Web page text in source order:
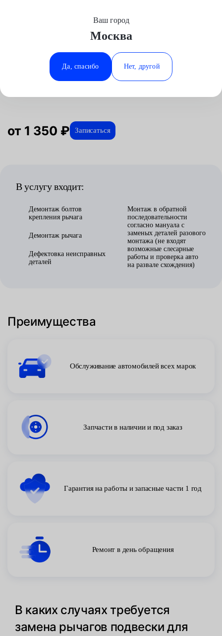
Минеральные Воды
Ростов-на-Дону
Ставрополь
Ваш город
Москва
Да, спасибо Нет, другой
ОтзывыАвтосервис
Замена рычагов подвески для
Genesis в Москве
от 1 350 ₽ Записаться
В услугу входит:
Демонтаж болтов
крепления рычага
Демонтаж рычага
Дефектовка неисправных
деталей
Монтаж в обратной
последовательности
согласно мануала с
заменых деталей разового
монтажа (не входят
возможные слесарные
работы и проверка авто
на развале схождения)
Преимущества
Обслуживание автомобилей всех марок
Запчасти в наличии и под заказ
Гарантия на работы и запасные части 1 год
Ремонт в день обращения
В каких случаях требуется
замена рычагов подвески для